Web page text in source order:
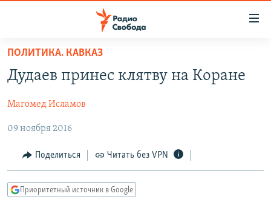
упрощенного
доступа
содержанию
Вернутся
главной
навигации
ПОДКАСТЫ
АВТОРСКИЕ ПРОЕКТЫ
ЦИТАТЫ СВОБОДЫ
МНЕНИЯ
КУЛЬТУРА
IDEL.РЕАЛИИ
ПОЛИТИКА. КАВКАЗ
Дудаев принес клятву на Коране
Магомед Исламов
09 ноября 2016
Поделиться Читать без VPN
Приоритетный источник в Google